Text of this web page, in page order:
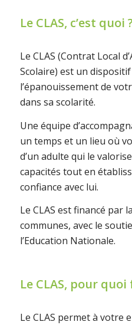
Le CLAS, c’est quoi
Le CLAS (Contrat Local
Scolaire) est un
l’épanouissement de
dans sa scolarité.
Une équipe
un temps et un lieu où
d’un adulte qui le
capacités tout en
confiance avec lui.
Le CLAS est financé par
communes, avec le
l’Education Nationale.
Le CLAS, pour quoi
Le CLAS permet à votre